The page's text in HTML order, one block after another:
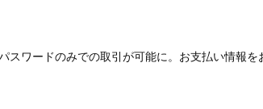
ワードのみでの取引が可能に。お支払い情報を